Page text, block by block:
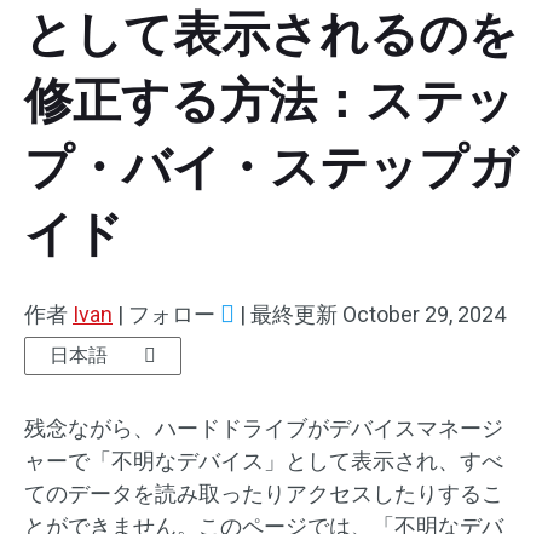
Data Recovery Bootable
更新履歴
バージョン比較
リソース
ユーザーマニュアル
Windowsデータ復元
ハードドライブ復元
SDカード復元
無料版 ダウンロード
トライアル版
として表示されるのを
修正する方法：ステッ
プ・バイ・ステップガ
イド
作者 Ivan | フォロー | 最終更新 October 29, 2024
日本語
残念ながら、ハードドライブがデバイスマネージ
ャーで「不明なデバイス」として表示され、すべ
てのデータを読み取ったりアクセスしたりするこ
とができません。このページでは、「不明なデバ